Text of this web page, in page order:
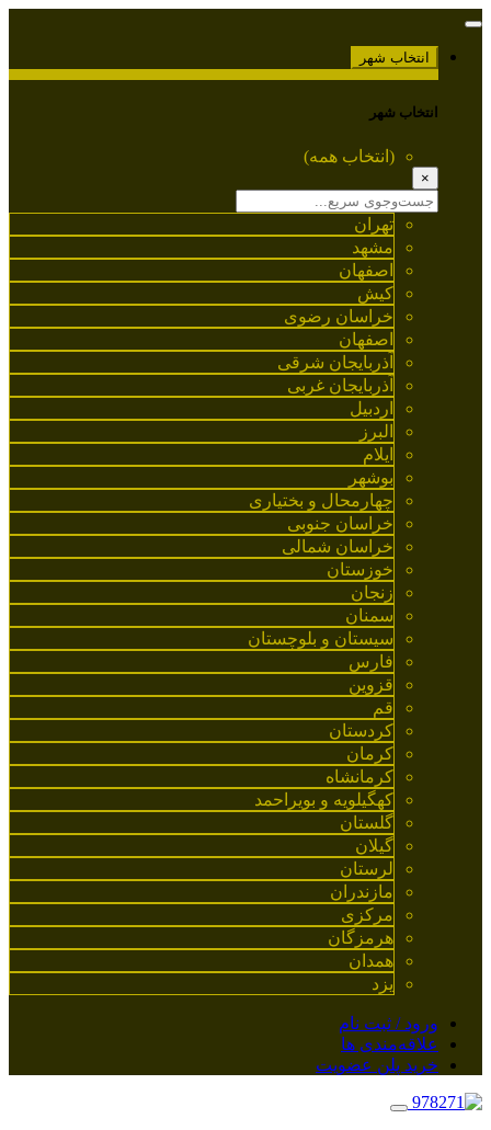
انتخاب شهر
انتخاب شهر
(انتخاب همه)
×
تهران
مشهد
اصفهان
کیش
خراسان رضوی
اصفهان
آذربایجان شرقی
آذربایجان غربی
اردبیل
البرز
ایلام
بوشهر
چهارمحال و بختیاری
خراسان جنوبی
خراسان شمالی
خوزستان
زنجان
سمنان
سیستان و بلوچستان
فارس
قزوین
قم
کردستان
کرمان
کرمانشاه
کهگیلویه و بویراحمد
گلستان
گیلان
لرستان
مازندران
مرکزی
هرمزگان
همدان
یزد
ورود / ثبت نام
علاقه‌مندی ها
خرید پلن عضویت